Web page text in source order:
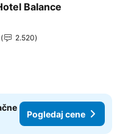
u favorite
Balance
2.520
Pogledaj cene